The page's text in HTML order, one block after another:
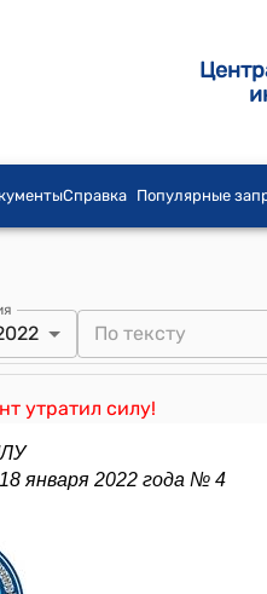
Справка Популярные
утратил силу!